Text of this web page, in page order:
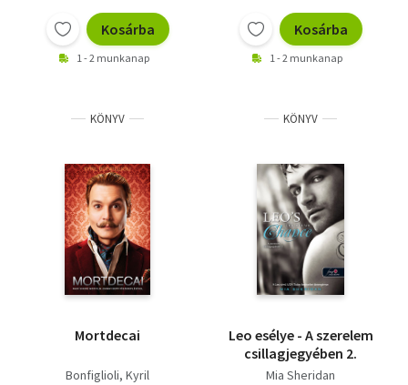
Kosárba
1 - 2 munkanap
Kosárba
1 - 2 munkanap
KÖNYV
Mortdecai
Bonfiglioli, Kyril
KÖNYV
Leo esélye - A szerelem
csillagjegyében 2.
Mia Sheridan